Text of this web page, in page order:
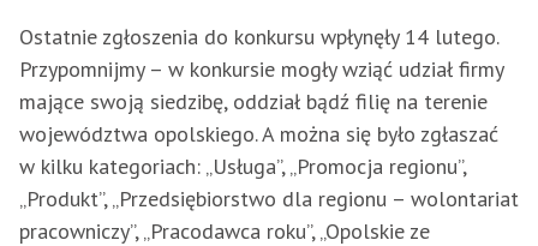
Ostatnie zgłoszenia do konkursu wpłynęły 14 lutego.
Przypomnijmy – w konkursie mogły wziąć udział firmy
mające swoją siedzibę, oddział bądź filię na terenie
województwa opolskiego. A można się było zgłaszać
w kilku kategoriach: „Usługa”, „Promocja regionu”,
„Produkt”, „Przedsiębiorstwo dla regionu – wolontariat
pracowniczy”, „Pracodawca roku”, „Opolskie ze